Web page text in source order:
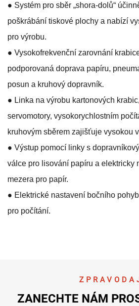
● Systém pro sběr „shora-dolů“
poškrábání tiskové plochy a nabízí
pro výrobu.
● Vysokofrekvenční zarovnání
podporovaná doprava papíru,
posun a kruhový dopravník.
● Linka na výrobu kartonových
servomotory, vysokorychlostním
kruhovým sběrem zajišťuje vysokou
● Výstup pomocí linky s
válce pro lisování papíru a elektricky
mezera pro papír.
● Elektrické nastavení bočního
pro počítání.
ZANECHTE NÁM